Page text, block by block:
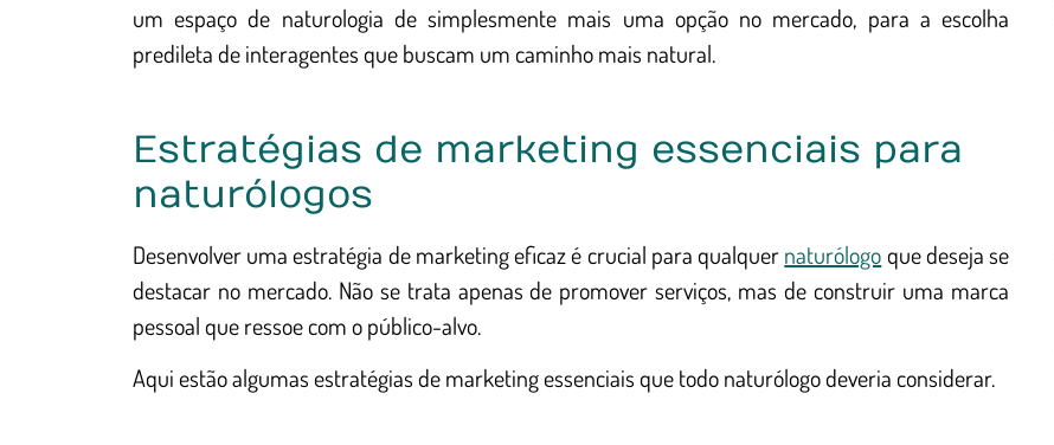
um espaço de naturologia de simplesmente mais uma opção no mercado, para a escolha
predileta de interagentes que buscam um caminho mais natural.
Estratégias de marketing essenciais para
naturólogos
Desenvolver uma estratégia de marketing eficaz é crucial para qualquernaturólogoque deseja se
destacar no mercado. Não se trata apenas de promover serviços, mas de construir uma marca
pessoal que ressoe com o público-alvo.
Aqui estão algumas estratégias de marketing essenciais que todo naturólogo deveria considerar.